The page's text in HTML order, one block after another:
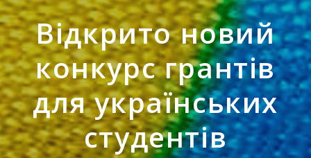
Відкрито новий
конкурс грантів
для українських
студентів